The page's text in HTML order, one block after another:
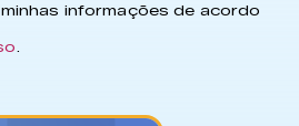
informações de acordo
.